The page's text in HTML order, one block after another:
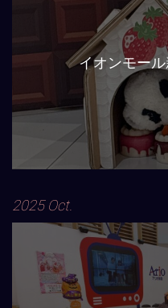
イオンモー
2025 Oct.